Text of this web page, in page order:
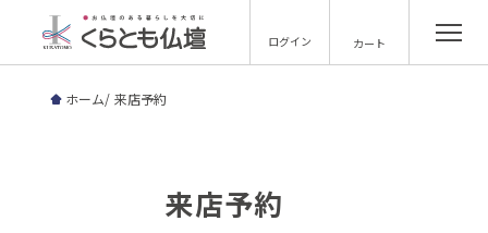
ログイン カート
ホーム 来店予約
来店予約